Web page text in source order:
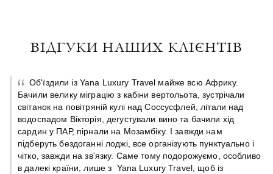
ВІДГУКИ НАШИХ КЛІЄНТІВ
Об'їздили із Yana Luxury Travel майже всю Африку.
Бачили велику міграцію з кабіни вертольота, зустрічали
світанок на повітряній кулі над Соссусфлей, літали над
водоспадом Вікторія, дегустували вино та бачили хід
сардин у ПАР, пірнали на Мозамбіку. І завжди нам
підберуть бездоганні лоджі, все організують пунктуально і
чітко, завжди на зв'язку. Саме тому подорожуємо, особливо
в далекі країни, лише з Yana Luxury Travel, щоб із